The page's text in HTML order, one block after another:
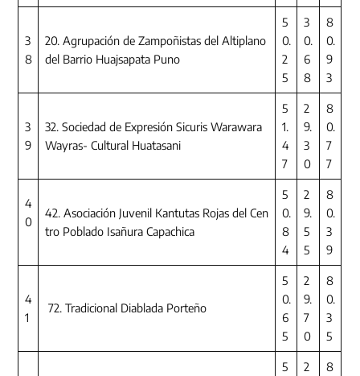
3
8
20. Agrupación de Zampoñistas del Altiplano
del Barrio Huajsapata Puno
5
0.
2
5
3
0.
6
8
8
0.
9
3
3
9
32. Sociedad de Expresión Sicuris Warawara
Wayras- Cultural Huatasani
5
1.
4
7
2
9.
3
0
8
0.
7
7
4
0
42. Asociación Juvenil Kantutas Rojas del Cen
tro Poblado Isañura Capachica
5
0.
8
4
2
9.
5
5
8
0.
3
9
4
1
72. Tradicional Diablada Porteño
5
0.
6
5
2
9.
7
0
8
0.
3
5
5
2
8